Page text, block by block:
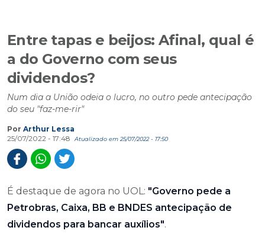
Entre tapas e beijos: Afinal, qual é
a do Governo com seus
dividendos?
Num dia a União odeia o lucro, no outro pede antecipação
do seu "faz-me-rir"
Por Arthur Lessa
25/07/2022 - 17:48
Atualizado em 25/07/2022 - 17:50
É destaque de agora no UOL: "Governo pede a
Petrobras, Caixa, BB e BNDES antecipação de
dividendos para bancar auxílios".